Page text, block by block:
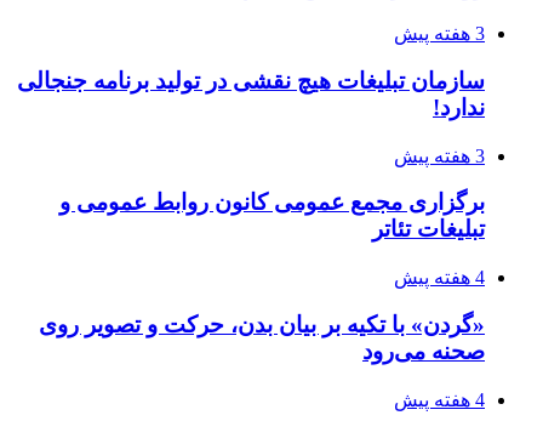
3 هفته پیش
سازمان تبلیغات هیچ نقشی در تولید برنامه جنجالی
ندارد!
3 هفته پیش
برگزاری مجمع عمومی کانون روابط عمومی و
تبلیغات تئاتر
4 هفته پیش
«گردن» با تکیه بر بیان بدن، حرکت و تصویر روی
صحنه می‌رود
4 هفته پیش